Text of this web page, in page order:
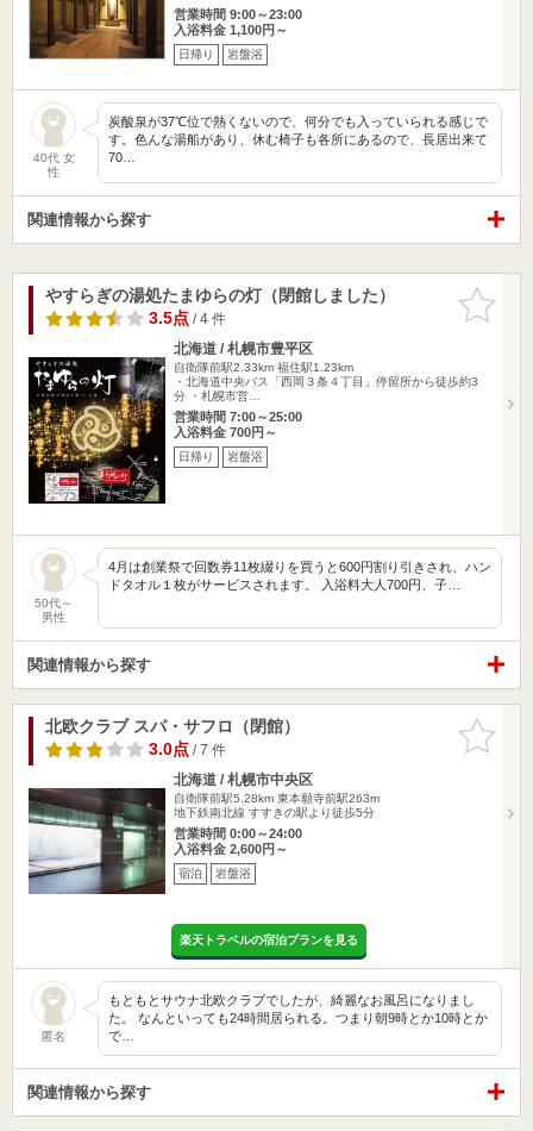
営業時間 9:00～23:00
入浴料金 1,100円～
日帰り 岩盤浴
40代 女
性
炭酸泉が37℃位で熱くないので、何分でも入っていられる感じで
す。色んな湯船があり、休む椅子も各所にあるので、長居出来て
70…
関連情報から探す
お気に入
りに追加
やすらぎの湯処たまゆらの灯（閉館しました）
3.5点/ 4 件
北海道 / 札幌市豊平区
自衛隊前駅2.33km 福住駅1.23km
・北海道中央バス「西岡３条４丁目」停留所から徒歩約3
分 ・札幌市営…
営業時間 7:00～25:00
入浴料金 700円～
日帰り 岩盤浴
50代～
男性
4月は創業祭で回数券11枚綴りを買うと600円割り引きされ、ハン
ドタオル１枚がサービスされます。 入浴料大人700円、子…
関連情報から探す
お気に入
りに追加
北欧クラブ スパ・サフロ（閉館）
3.0点/ 7 件
北海道 / 札幌市中央区
自衛隊前駅5.28km 東本願寺前駅263m
地下鉄南北線 すすきの駅より徒歩5分
営業時間 0:00～24:00
入浴料金 2,600円～
宿泊 岩盤浴
楽天トラベルの宿泊プランを見る
匿名
もともとサウナ北欧クラブでしたが、綺麗なお風呂になりまし
た。 なんといっても24時間居られる。つまり朝9時とか10時とか
で…
関連情報から探す